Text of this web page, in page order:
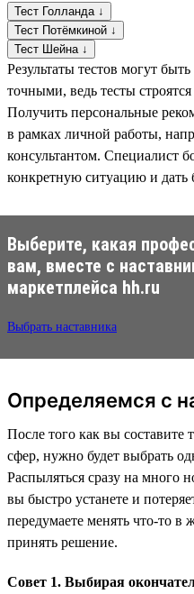
Тест Голланда ↓
Тест Потёмкиной ↓
Тест Шейна ↓
Результаты тестов могут
точными, ведь тесты
Получить персональные
в рамках личной работы,
консультантом. Специалист
конкретную ситуацию и дать
Выберите, какая
вам, вместе с
маркетплейса hh.ru
Выбрать наставника
Определяемся с
После того как вы составите
сфер, нужно будет выбрать
Распыляться сразу на много
вы быстро устанете и
передумаете менять что-то
принять решение.
Совет 1. Выбирая